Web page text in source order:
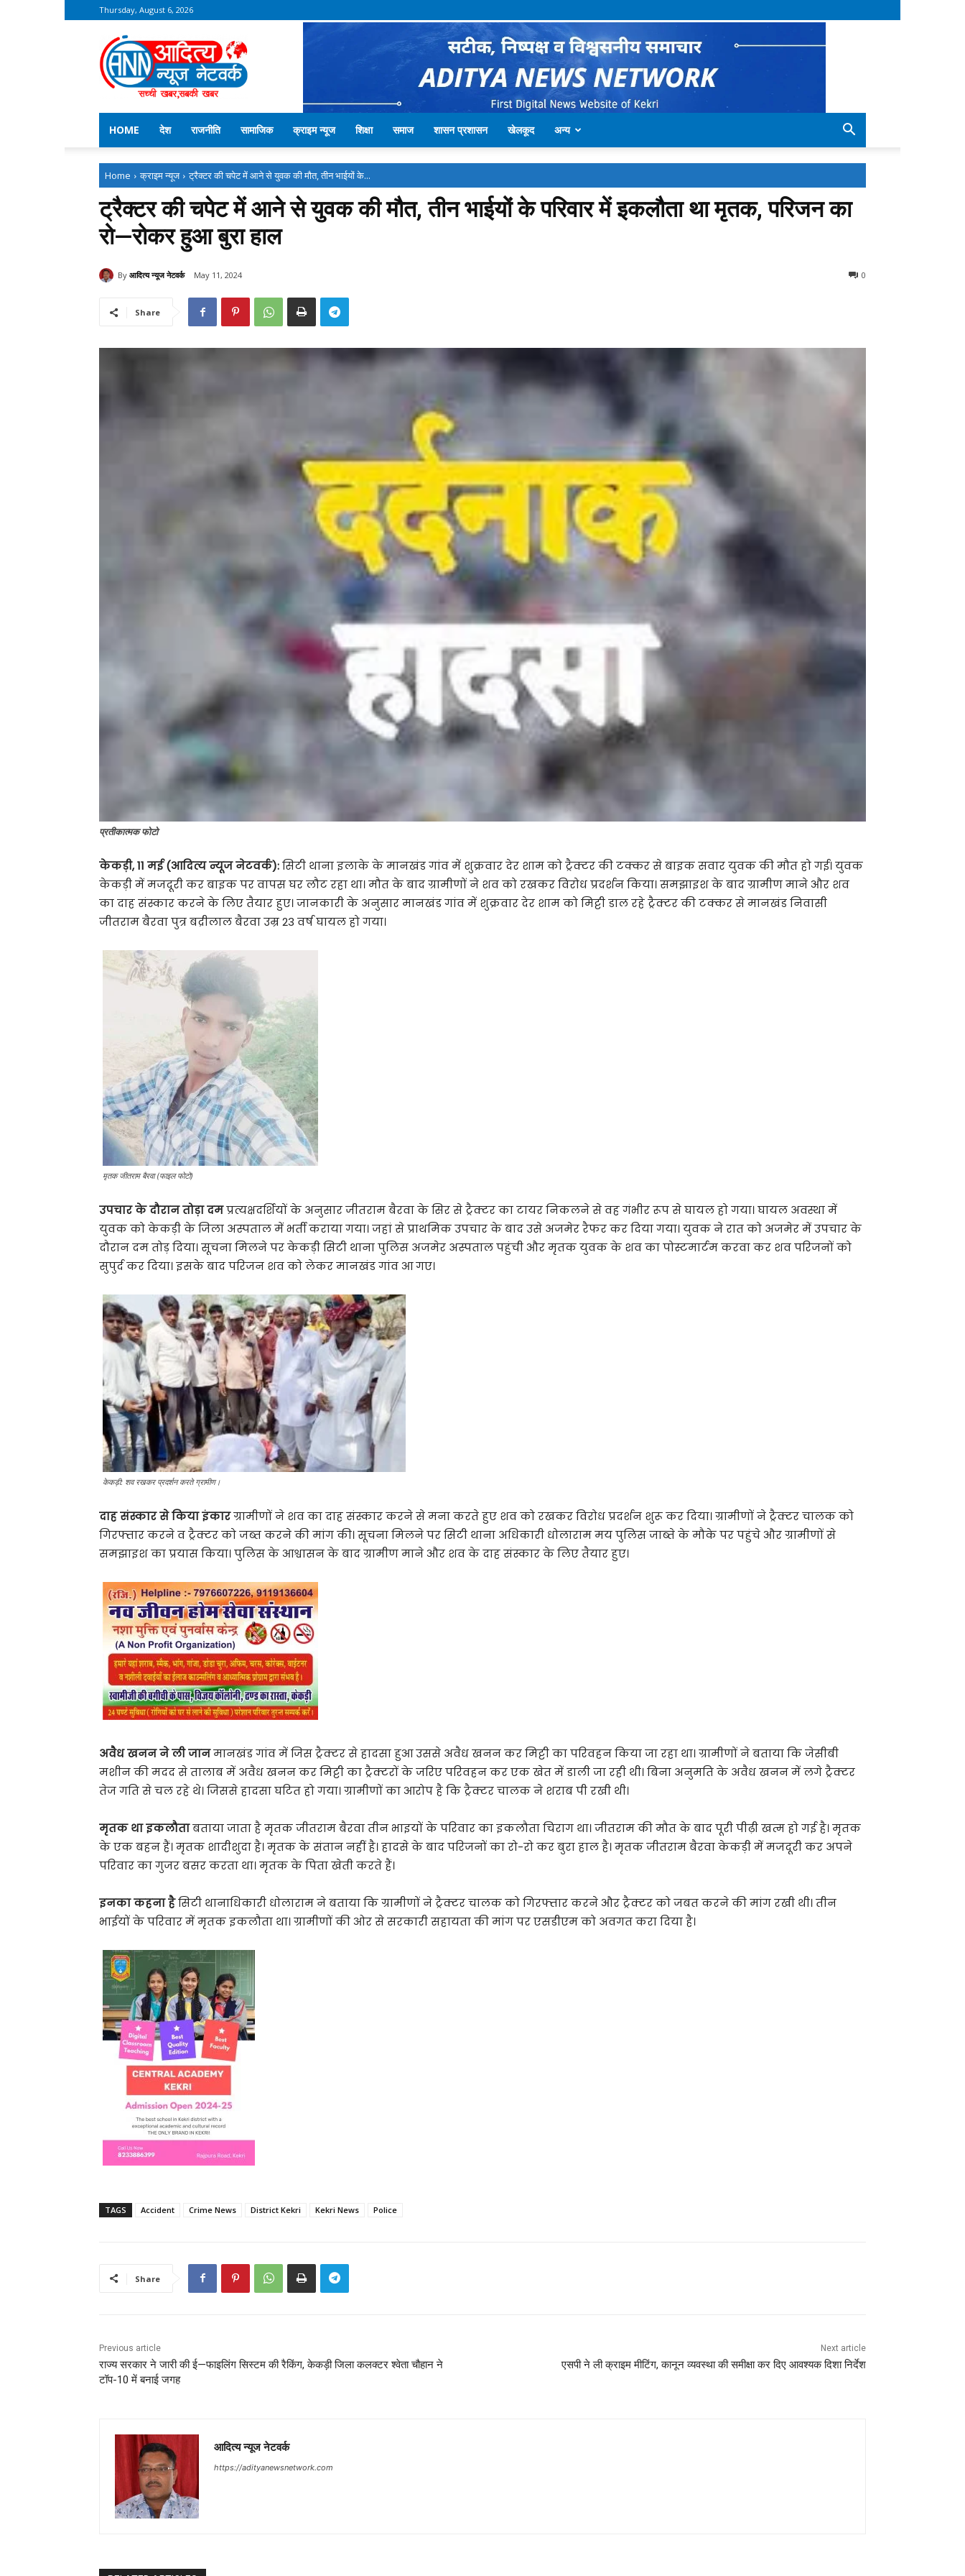
Thursday, August 6, 2026
Aditya
News
Network
–
Kekri
News
HOME
देश राजनीति सामाजिक क्राइम न्यूज शिक्षा समाज शासन प्रशासन खेलकूद अन्य
Home क्राइम न्यूज ट्रैक्टर की चपेट में आने से युवक की मौत, तीन भाईयों के...
ट्रैक्टर की चपेट में आने से युवक की मौत, तीन भाईयों के परिवार में इकलौता था मृतक, परिजन का
रो—रोकर हुआ बुरा हाल
By आदित्य न्यूज नेटवर्क May 11, 2024 0
Share
प्रतीकात्मक फोटो
केकड़ी, 11 मई (आदित्य न्यूज नेटवर्क):सिटी थाना इलाके के मानखंड गांव में शुक्रवार देर शाम को ट्रैक्टर की टक्कर से बाइक सवार युवक की मौत हो गई। युवक
केकड़ी में मजदूरी कर बाइक पर वापस घर लौट रहा था। मौत के बाद ग्रामीणों ने शव को रखकर विरोध प्रदर्शन किया। समझाइश के बाद ग्रामीण माने और शव
का दाह संस्कार करने के लिए तैयार हुए। जानकारी के अनुसार मानखंड गांव में शुक्रवार देर शाम को मिट्टी डाल रहे ट्रैक्टर की टक्कर से मानखंड निवासी
जीतराम बैरवा पुत्र बद्रीलाल बैरवा उम्र 23 वर्ष घायल हो गया।
मृतक जीतराम बैरवा (फाइल फोटो)
उपचार के दौरान तोड़ा दमप्रत्यक्षदर्शियों के अनुसार जीतराम बैरवा के सिर से ट्रैक्टर का टायर निकलने से वह गंभीर रूप से घायल हो गया। घायल अवस्था में
युवक को केकड़ी के जिला अस्पताल में भर्ती कराया गया। जहां से प्राथमिक उपचार के बाद उसे अजमेर रैफर कर दिया गया। युवक ने रात को अजमेर में उपचार के
दौरान दम तोड़ दिया। सूचना मिलने पर केकड़ी सिटी थाना पुलिस अजमेर अस्पताल पहुंची और मृतक युवक के शव का पोस्टमार्टम करवा कर शव परिजनों को
सुपुर्द कर दिया। इसके बाद परिजन शव को लेकर मानखंड गांव आ गए।
केकड़ी: शव रखकर प्रदर्शन करते ग्रामीण।
दाह संस्कार से किया इंकारग्रामीणों ने शव का दाह संस्कार करने से मना करते हुए शव को रखकर विरोध प्रदर्शन शुरू कर दिया। ग्रामीणों ने ट्रैक्टर चालक को
गिरफ्तार करने व ट्रैक्टर को जब्त करने की मांग की। सूचना मिलने पर सिटी थाना अधिकारी धोलाराम मय पुलिस जाब्ते के मौके पर पहुंचे और ग्रामीणों से
समझाइश का प्रयास किया। पुलिस के आश्वासन के बाद ग्रामीण माने और शव के दाह संस्कार के लिए तैयार हुए।
अवैध खनन ने ली जानमानखंड गांव में जिस ट्रैक्टर से हादसा हुआ उससे अवैध खनन कर मिट्टी का परिवहन किया जा रहा था। ग्रामीणों ने बताया कि जेसीबी
मशीन की मदद से तालाब में अवैध खनन कर मिट्टी का ट्रैक्टरों के जरिए परिवहन कर एक खेत में डाली जा रही थी। बिना अनुमति के अवैध खनन में लगे ट्रैक्टर
तेज गति से चल रहे थे। जिससे हादसा घटित हो गया। ग्रामीणों का आरोप है कि ट्रैक्टर चालक ने शराब पी रखी थी।
मृतक था इकलौताबताया जाता है मृतक जीतराम बैरवा तीन भाइयों के परिवार का इकलौता चिराग था। जीतराम की मौत के बाद पूरी पीढ़ी खत्म हो गई है। मृतक
के एक बहन हैं। मृतक शादीशुदा है। मृतक के संतान नहीं है। हादसे के बाद परिजनों का रो-रो कर बुरा हाल है। मृतक जीतराम बैरवा केकड़ी में मजदूरी कर अपने
परिवार का गुजर बसर करता था। मृतक के पिता खेती करते हैं।
इनका कहना हैसिटी थानाधिकारी धोलाराम ने बताया कि ग्रामीणों ने ट्रैक्टर चालक को गिरफ्तार करने और ट्रैक्टर को जबत करने की मांग रखी थी। तीन
भाईयों के परिवार में मृतक इकलौता था। ग्रामीणों की ओर से सरकारी सहायता की मांग पर एसडीएम को अवगत करा दिया है।
TAGS Accident Crime News District Kekri Kekri News Police
Share
Previous article
राज्य सरकार ने जारी की ई—फाइलिंग सिस्टम की रैकिंग, केकड़ी जिला कलक्टर श्वेता चौहान ने
टॉप-10 में बनाई जगह
Next article
एसपी ने ली क्राइम मीटिंग, कानून व्यवस्था की समीक्षा कर दिए आवश्यक दिशा निर्देश
आदित्य न्यूज नेटवर्क
https://adityanewsnetwork.com